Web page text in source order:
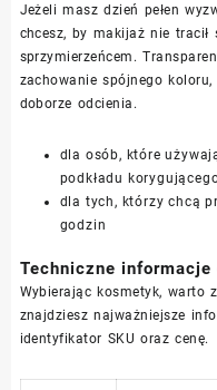
Jeżeli masz dzień pełen
chcesz, by makijaż nie
sprzymierzeńcem.
zachowanie spójnego
doborze odcienia.
dla osób, które
podkładu
dla tych, którzy chcą
godzin
Techniczne informacje
Wybierając kosmetyk, warto
znajdziesz najważniejsze
identyfikator SKU oraz cenę.